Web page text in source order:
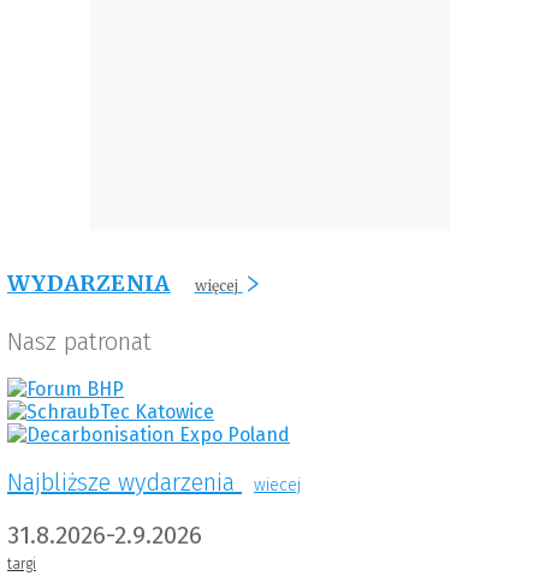
WYDARZENIA więcej
Nasz patronat
Najbliższe wydarzenia wiecej
31.8.2026-2.9.2026
targi